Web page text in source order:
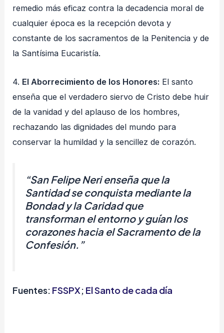
remedio más eficaz contra la decadencia moral de
cualquier época es la recepción devota y
constante de los sacramentos de la Penitencia y de
la Santísima Eucaristía.
4. El Aborrecimiento de los Honores: El santo
enseña que el verdadero siervo de Cristo debe huir
de la vanidad y del aplauso de los hombres,
rechazando las dignidades del mundo para
conservar la humildad y la sencillez de corazón.
“San Felipe Neri enseña que la
Santidad se conquista mediante la
Bondad y la Caridad que
transforman el entorno y guían los
corazones hacia el Sacramento de la
Confesión.”
Fuentes: FSSPX; El Santo de cada día